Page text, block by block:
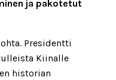
ja pakotetut
Presidentti
Kiinalle
historian